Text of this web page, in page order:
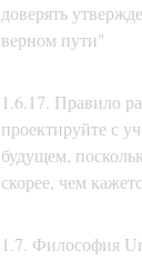
доверять
верном пути"
1.6.17. Правило
проектируйте с
будущем,
скорее, чем
1.7. Философия